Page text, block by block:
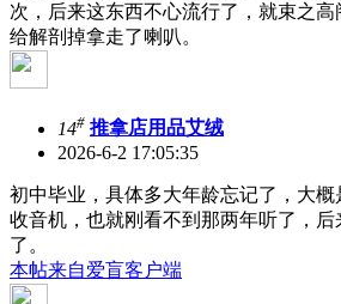
次，后来这东西不心流行了，就束之
给解剖掉拿走了喇叭。
14# 推拿店用品艾绒
2026-6-2 17:05:35
初中毕业，具体多大年龄忘记了，大概
收音机，也就刚看不到那两年听了，
了。
本帖来自爱盲客户端